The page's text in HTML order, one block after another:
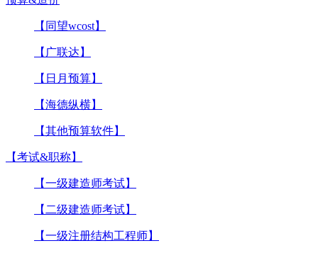
【同望wcost】
【广联达】
【日月预算】
【海德纵横】
【其他预算软件】
【考试&职称】
【一级建造师考试】
【二级建造师考试】
【一级注册结构工程师】